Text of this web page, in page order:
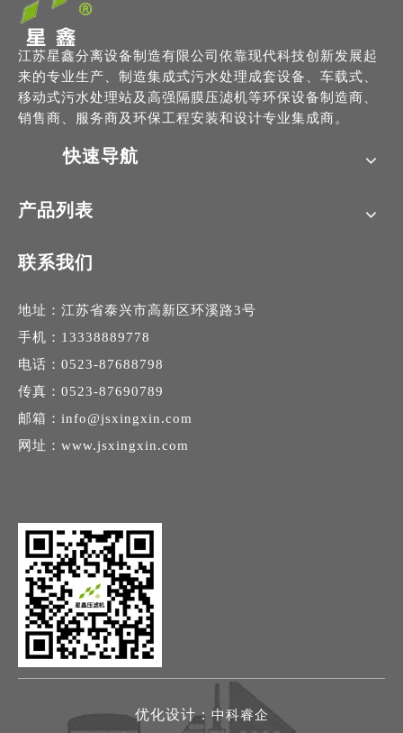
江苏星鑫分离设备制造有限公司依靠现代科技创新发展起
来的专业生产、制造集成式污水处理成套设备、车载式、
移动式污水处理站及高强隔膜压滤机等环保设备制造商、
销售商、服务商及环保工程安装和设计专业集成商。
快速导航
产品列表
联系我们
地址：江苏省泰兴市高新区环溪路3号
手机：13338889778
电话：0523-87688798
传真：0523-87690789
邮箱： info@jsxingxin.com
网址： www.jsxingxin.com
优化设计： 中科睿企